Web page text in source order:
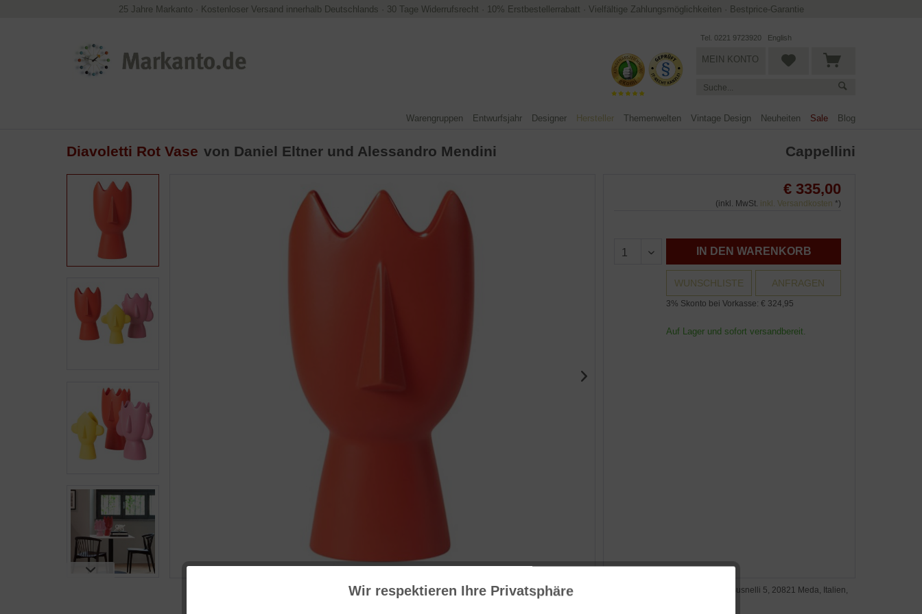
25 Jahre Markanto · Kostenloser Versand innerhalb Deutschlands · 30 Tage Widerrufsrecht · 10% Erstbestellerrabatt · Vielfältige Zahlungsmöglichkeiten · Bestprice-Garantie
Tel. 0221 9723920 English
MEIN KONTO
Warengruppen Entwurfsjahr Designer Hersteller Themenwelten Vintage Design Neuheiten Sale Blog
Diavoletti Rot Vase von Daniel Eltner und Alessandro Mendini Cappellini
€ 335,00
(inkl. MwSt. inkl. Versandkosten *)
IN DEN WARENKORB
WUNSCHLISTE ANFRAGEN
3% Skonto bei Vorkasse: € 324,95
Auf Lager und sofort versandbereit.
Hersteller: Cap Design S.p.A., Via Busnelli 5, 20821 Meda, Italien,
Wir respektieren Ihre Privatsphäre